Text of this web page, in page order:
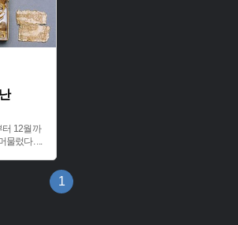
터 12월까
물렀다....
1